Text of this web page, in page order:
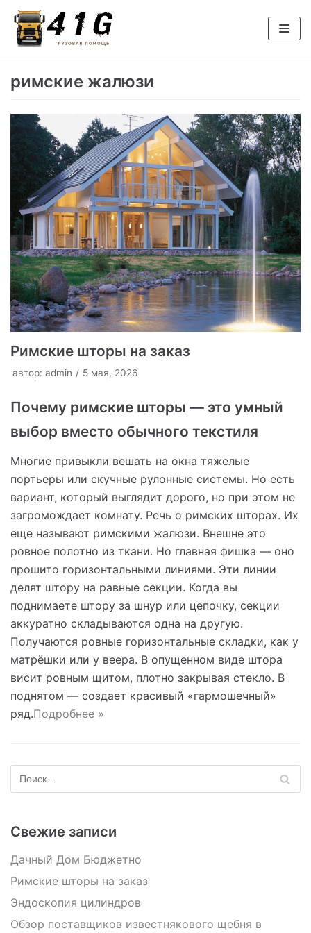
Перейти
к
римские жалюзи
Римские шторы на заказ
автор: admin 5 мая, 2026
Почему римские шторы — это умный
выбор вместо обычного текстиля
Многие привыкли вешать на окна тяжелые
портьеры или скучные рулонные системы. Но есть
вариант, который выглядит дорого, но при этом не
загромождает комнату. Речь о римских шторах. Их
еще называют римскими жалюзи. Внешне это
ровное полотно из ткани. Но главная фишка — оно
прошито горизонтальными линиями. Эти линии
делят штору на равные секции. Когда вы
поднимаете штору за шнур или цепочку, секции
аккуратно складываются одна на другую.
Получаются ровные горизонтальные складки, как у
матрёшки или у веера. В опущенном виде штора
висит ровным щитом, плотно закрывая стекло. В
поднятом — создает красивый «гармошечный»
ряд.Подробнее »
Свежие записи
Дачный Дом Бюджетно
Римские шторы на заказ
Эндоскопия цилиндров
Обзор поставщиков известнякового щебня в